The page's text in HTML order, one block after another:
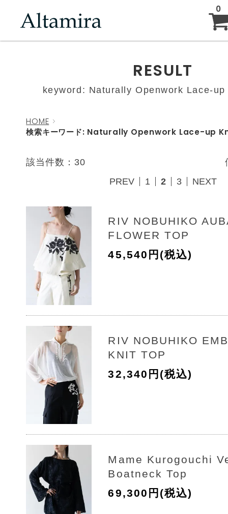
0
ABOUT
BLOG
RESULT
keyword: Naturally Openwork Lace-
HOME
検索キーワード: Naturally Openwork Lace-up
該当件数：30
PREV
1 2 3 NEXT
RIV NOBUHIKO
FLOWER TOP
45,540円(税込)
RIV NOBUHIKO
KNIT TOP
32,340円(税込)
Mame Kurogouchi
Boatneck Top
69,300円(税込)